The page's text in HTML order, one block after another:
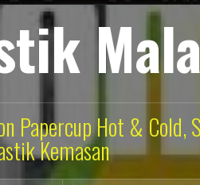
Papercup Hot & Cold,
Kemasan